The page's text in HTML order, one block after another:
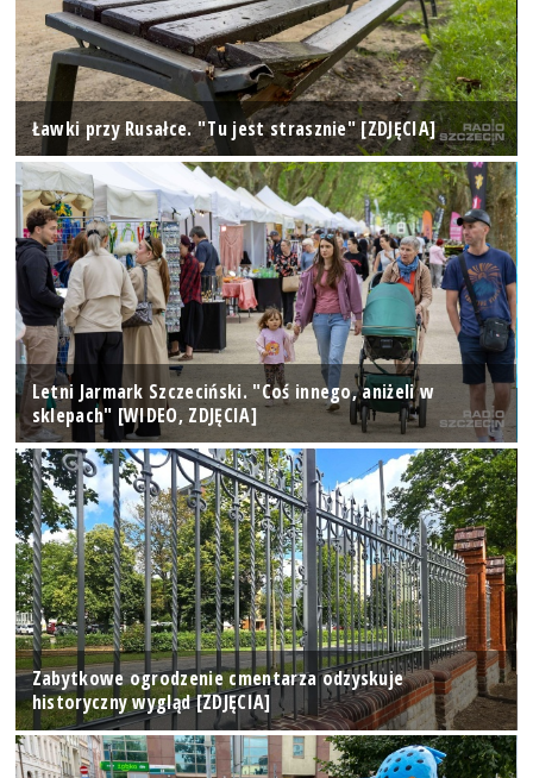
Ławki przy Rusałce. "Tu jest strasznie" [ZDJĘCIA]
Letni Jarmark Szczeciński. "Coś innego, aniżeli w
sklepach" [WIDEO, ZDJĘCIA]
Zabytkowe ogrodzenie cmentarza odzyskuje
historyczny wygląd [ZDJĘCIA]